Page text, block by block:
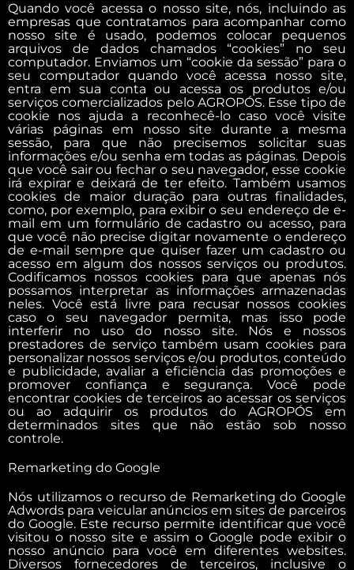
Quando você acessa o nosso site, nós, incluindo as
empresas que contratamos para acompanhar como
nosso site é usado, podemos colocar pequenos
arquivos de dados chamados “cookies” no seu
computador. Enviamos um “cookie da sessão” para o
seu computador quando você acessa nosso site,
entra em sua conta ou acessa os produtos e/ou
serviços comercializados pelo AGROPÓS. Esse tipo de
cookie nos ajuda a reconhecê-lo caso você visite
várias páginas em nosso site durante a mesma
sessão, para que não precisemos solicitar suas
informações e/ou senha em todas as páginas. Depois
que você sair ou fechar o seu navegador, esse cookie
irá expirar e deixará de ter efeito. Também usamos
cookies de maior duração para outras finalidades,
como, por exemplo, para exibir o seu endereço de e-
mail em um formulário de cadastro ou acesso, para
que você não precise digitar novamente o endereço
de e-mail sempre que quiser fazer um cadastro ou
acesso em algum dos nossos serviços ou produtos.
Codificamos nossos cookies para que apenas nós
possamos interpretar as informações armazenadas
neles. Você está livre para recusar nossos cookies
caso o seu navegador permita, mas isso pode
interferir no uso do nosso site. Nós e nossos
prestadores de serviço também usam cookies para
personalizar nossos serviços e/ou produtos, conteúdo
e publicidade, avaliar a eficiência das promoções e
promover confiança e segurança. Você pode
encontrar cookies de terceiros ao acessar os serviços
ou ao adquirir os produtos do AGROPÓS em
determinados sites que não estão sob nosso
controle.
Remarketing do Google
Nós utilizamos o recurso de Remarketing do Google
Adwords para veicular anúncios em sites de parceiros
do Google. Este recurso permite identificar que você
visitou o nosso site e assim o Google pode exibir o
nosso anúncio para você em diferentes websites.
Diversos fornecedores de terceiros, inclusive o